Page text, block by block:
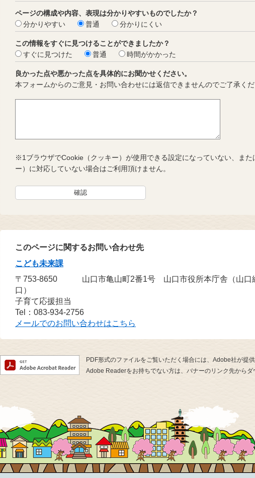
ページの構成や内容、表現は分かりやすいものでしたか？
分かりやすい
普通 分かりにくい
この情報をすぐに見つけることができましたか？
すぐに見つけた
普通 時間がかかった
良かった点や悪かった点を具体的にお聞かせください。
本フォームからのご意見・お問い合わせには返信できませんのでご了承くだ
※1ブラウザでCookie（クッキー）が使用できる設定になっていない、ま
ー）に対応していない場合はご利用頂けません。
このページに関するお問い合わせ先
こども未来課
〒753-8650
山口市亀山町2番1号 山口市役所本庁舎（山口
口）
子育て応援担当
Tel：083-934-2756
メールでのお問い合わせはこちら
PDF形式のファイルをご覧いただく場合には、Adobe社が提
Adobe Readerをお持ちでない方は、バナーのリンク先からダ